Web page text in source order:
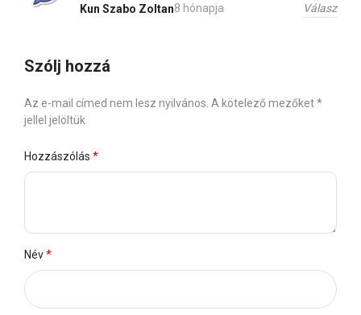
Kun Szabo Zoltan8 hónapja Válasz
Szólj hozzá
Az e-mail címed nem lesz nyilvános. A kötelező mezőket *
jellel jelöltük
Hozzászólás
Név